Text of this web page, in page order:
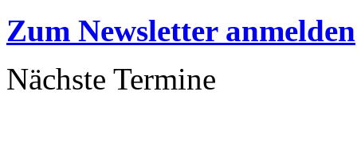
Zum Newsletter anmelden
Nächste Termine